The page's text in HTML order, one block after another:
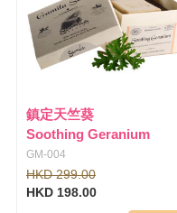
鎮定天竺葵
Soothing Geranium
GM-004
HKD 299.00
HKD 198.00